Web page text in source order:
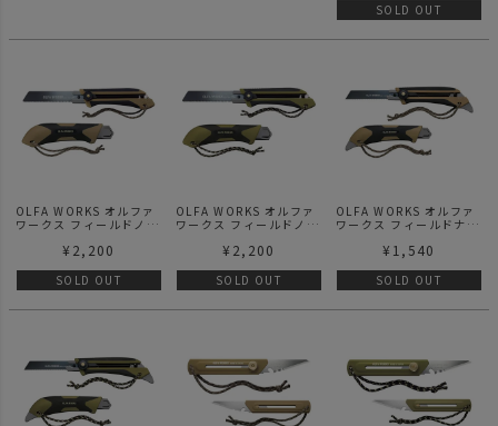
SOLD OUT
OLFA WORKS オルファ
ワークス フィールドノコ
¥ 2,200
SOLD OUT
OLFA WORKS オルファ
ワークス フィールドノコ
¥ 2,200
SOLD OUT
OLFA WORKS オルファ
ワークス フィールドナイ
¥ 1,540
SOLD OUT